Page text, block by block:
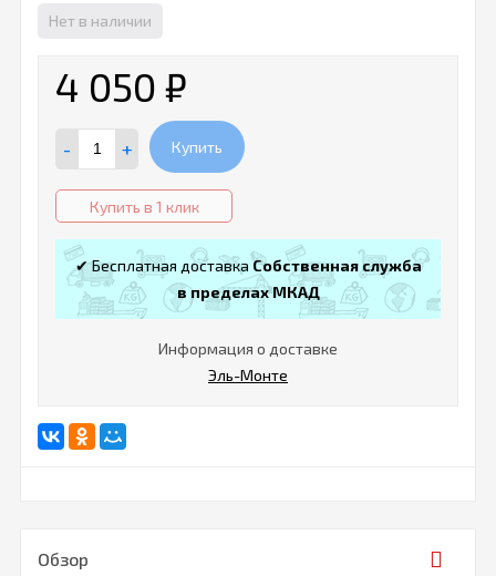
Нет в наличии
4 050 ₽
- + Купить
Купить в 1 клик
✔ Бесплатная доставкаСобственная служба
в пределах МКАД
Информация о доставке
Эль-Монте
Обзор